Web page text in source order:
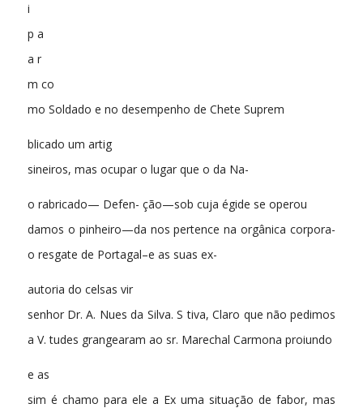
i
p a
a r
m co
mo Soldado e no desempenho de Chete Suprem
blicado um artig
sineiros, mas ocupar o lugar que o da Na-
o rabricado— Defen- ção—sob cuja égide se operou
damos o pinheiro—da nos pertence na orgânica corpora-
o resgate de Portagal–e as suas ex-
autoria do celsas vir
senhor Dr. A. Nues da Silva. S tiva, Claro que não pedimos
a V. tudes grangearam ao sr. Marechal Carmona proiundo
e as
sim é chamo para ele a Ex uma situação de fabor, mas